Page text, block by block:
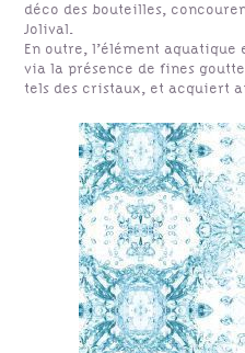
déco des bouteilles,
Jolival.
En outre, l’élément
via la présence de fines
tels des cristaux, et acquiert